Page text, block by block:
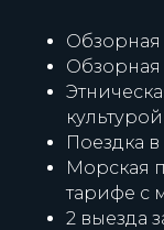
Обзорная
Обзорная
Поездка
Морская
тарифе с
2 выезда